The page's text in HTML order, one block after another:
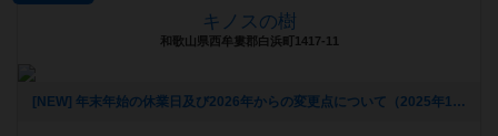
キノスの樹
和歌山県西牟婁郡白浜町1417-11
[NEW] 年末年始の休業日及び2026年からの変更点について（2025年11月19日 15時50分）